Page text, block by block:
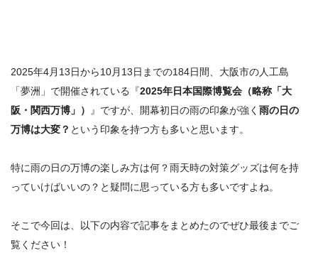
2025年4月13日から10月13日までの184日間、大阪市の人工島
「夢洲」で開催されている『2025年日本国際博覧会（略称「大
阪・関西万博」）
』ですが、開幕初日の雨の印象が強く 雨の日の
万博は大変？ という印象を持つ方も多いと思います。
特に雨の日の万博の楽しみ方は何？雨天時の対策グッズは何を持
っていけばいいの？ と疑問に思っている方も多いですよね。
そこで今回は、以下の内容で記事をまとめたのでぜひ最後までご
覧ください！